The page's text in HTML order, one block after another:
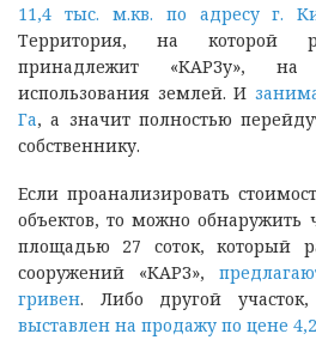
11,4 тыс. м.кв. по адресу г.
Территория, на которой
принадлежит «КАРЗу», на
использования землей. И
Га, а значит полностью
собственнику.
Если проанализировать
объектов, то можно обнаружить
площадью 27 соток, который
сооружений «КАРЗ»,
гривен. Либо другой
выставлен на продажу по цене